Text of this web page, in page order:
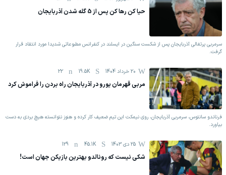
حیا کن رها کن پس از 5 گله شدن آذربایجان
سرمربی پرتغالی آذربایجان پس از شکست سنگین در ایسلند در کنفرانس مطبوعاتی شدیدا مورد انتقاد قرار
گرفت.
20 خرداد 1404 19.5K
22
مربی قهرمان یورو در آذربایجان راه بردن را فراموش کرد
فرناندو سانتوس، سرمربی آذربایجان، روی نیمکت این تیم ضعیف کار کرده و هنوز نتوانسته هیچ بردی به دست
بیاورد.
25 دی 1403 45.1K
129
شکی نیست که رونالدو بهترین بازیکن جهان است!